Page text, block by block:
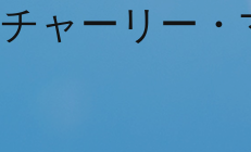
チャーリー・